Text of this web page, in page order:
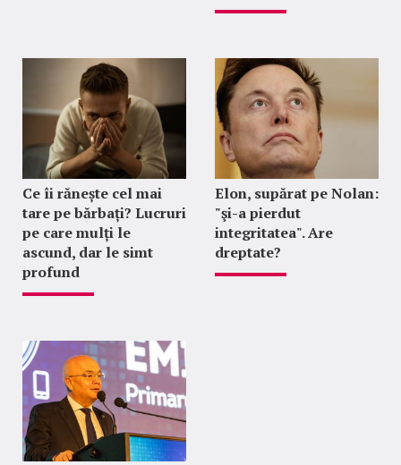
Ce îi rănește cel mai
tare pe bărbați? Lucruri
pe care mulți le
ascund, dar le simt
profund
Elon, supărat pe Nolan:
"şi-a pierdut
integritatea". Are
dreptate?